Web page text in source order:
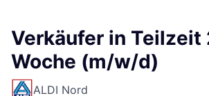
Verkäufer in Teilzeit
Woche (m/w/d)
ALDI Nord